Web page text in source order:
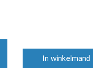
In winkelmand